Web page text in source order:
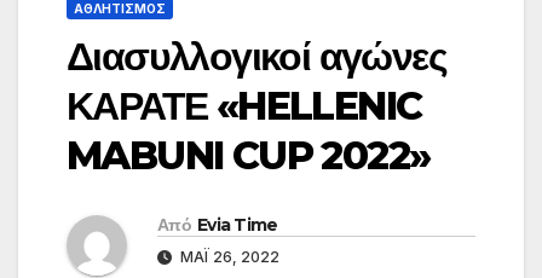
ΑΘΛΗΤΙΣΜΟΣ
Διασυλλογικοί αγώνες
ΚΑΡΑΤΕ «HELLENIC
MABUNI CUP 2022»
Από Evia Time
ΜΆΙ 26, 2022